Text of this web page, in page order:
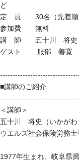
ど
定 員 30名（先着順
参加費 無料
講 師 五十川 将史
ゲスト 服部 善寛
■講師のご紹介
＜講師＞
五十川 将史（いかが
ウエルズ社会保険労務
1977年生まれ、岐阜県